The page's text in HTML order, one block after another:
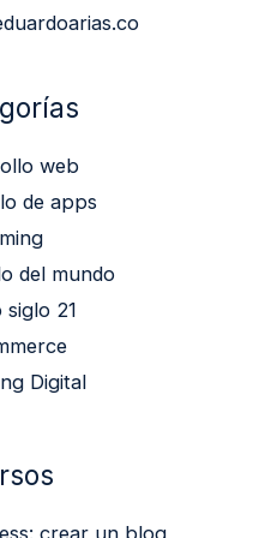
web
de apps
del mundo
siglo 21
Digital
crear un blog